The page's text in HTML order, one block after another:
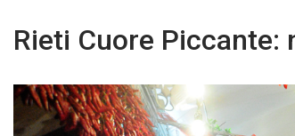
Rieti Cuore Piccante: